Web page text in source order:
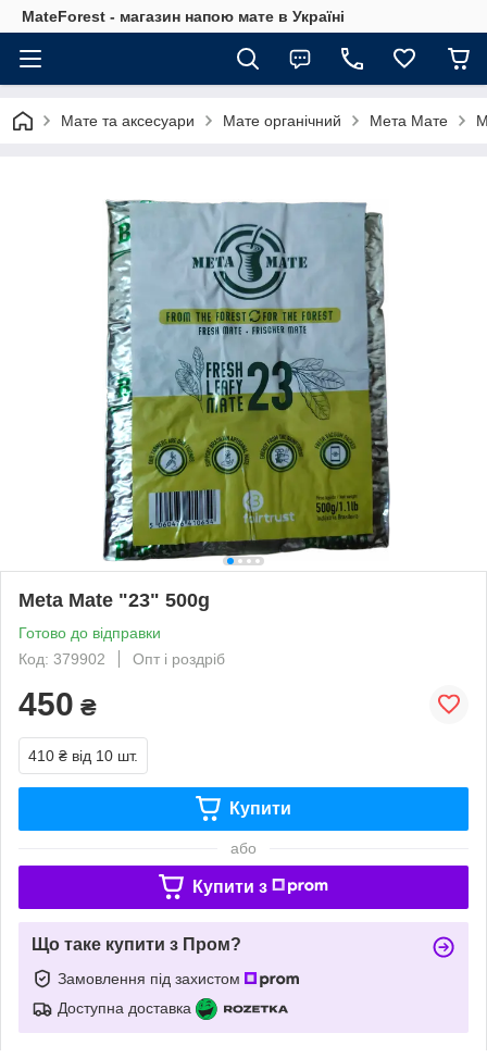
MateForest - магазин напою мате в Україні
Мате та аксесуари Мате органічний Мета Мате
Meta Mate "23" 500g
Готово до відправки
Код: 379902
Опт і роздріб
450 ₴
410 ₴ від 10 шт.
Купити
або
Купити з
Що таке купити з Пром?
Замовлення під захистом
Доступна доставка